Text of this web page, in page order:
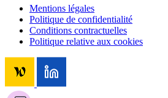
Mentions légales
Politique de confidentialité
Conditions contractuelles
Politique relative aux cookies